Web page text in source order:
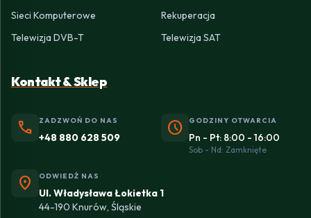
Sieci Komputerowe
Rekuperacja
Telewizja DVB-T
Telewizja SAT
Kontakt & Sklep
phone ZADZWOŃ DO NAS
+48 880 628 509 schedule GODZINY OTWARCIA
Pn - Pt: 8:00 - 16:00
Sob - Nd: Zamknięte
location_on ODWIEDŹ NAS
Ul. Władysława Łokietka 1
44-190 Knurów, Śląskie